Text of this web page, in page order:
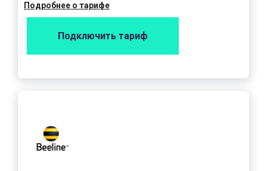
Подробнее о тарифе
Подключить тариф